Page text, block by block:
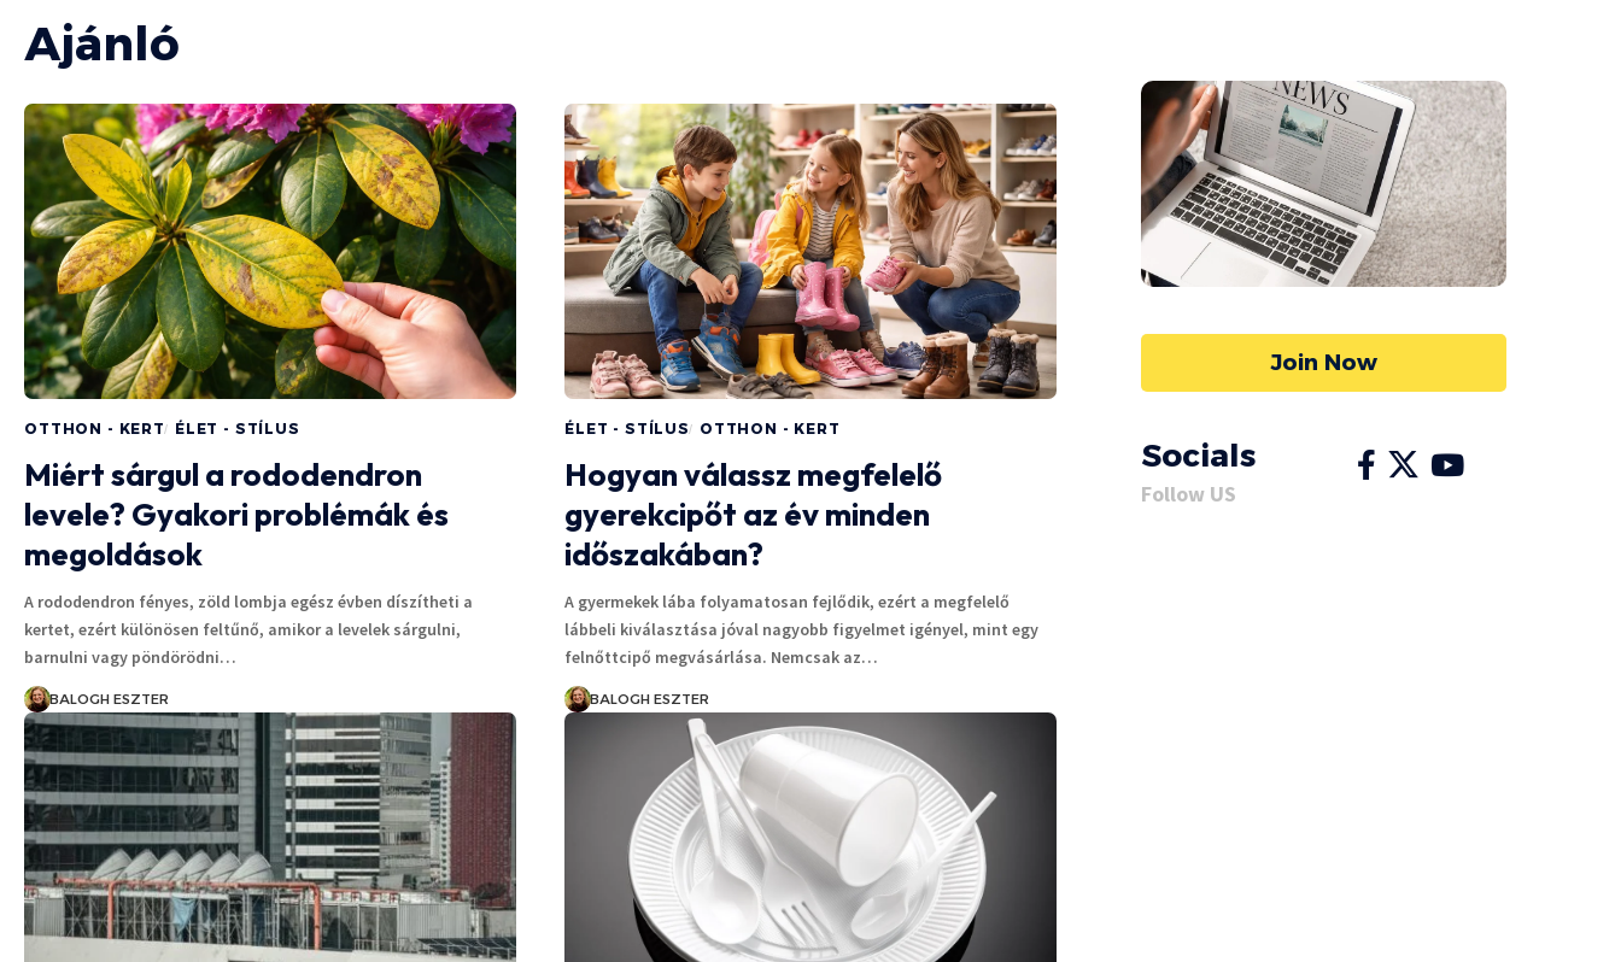
Ajánló
OTTHON - KERT ÉLET - STÍLUS
Miért sárgul a rododendron
levele? Gyakori problémák és
megoldások
A rododendron fényes, zöld lombja egész évben díszítheti a
kertet, ezért különösen feltűnő, amikor a levelek sárgulni,
barnulni vagy pöndörödni…
BALOGH ESZTER
ÉLET - STÍLUS OTTHON - KERT
Hogyan válassz megfelelő
gyerekcipőt az év minden
időszakában?
A gyermekek lába folyamatosan fejlődik, ezért a megfelelő
lábbeli kiválasztása jóval nagyobb figyelmet igényel, mint egy
felnőttcipő megvásárlása. Nemcsak az…
BALOGH ESZTER
Join Now
Socials
Follow US